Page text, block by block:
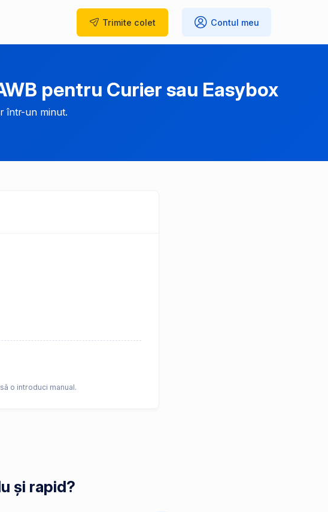
Trimite colet Contul meu
pentru Curier sau Easybox
într-un minut.
o introduci manual.
și rapid?